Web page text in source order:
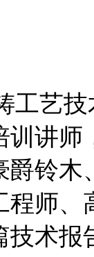
工艺
训讲
爵铃
程师
技术报